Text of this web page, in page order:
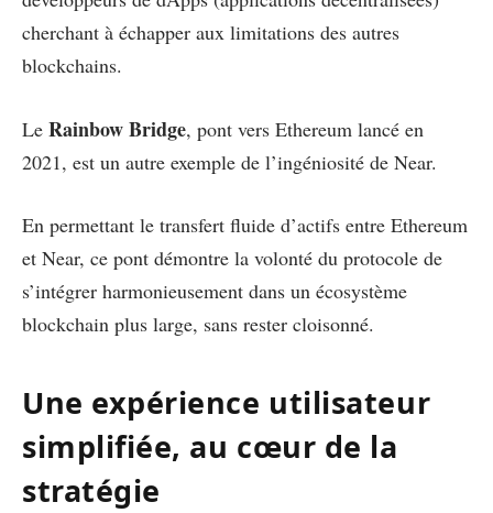
cherchant à échapper aux limitations des autres
blockchains.
Le Rainbow Bridge, pont vers Ethereum lancé en
2021, est un autre exemple de l’ingéniosité de Near.
En permettant le transfert fluide d’actifs entre Ethereum
et Near, ce pont démontre la volonté du protocole de
s’intégrer harmonieusement dans un écosystème
blockchain plus large, sans rester cloisonné.
Une expérience utilisateur
simplifiée, au cœur de la
stratégie